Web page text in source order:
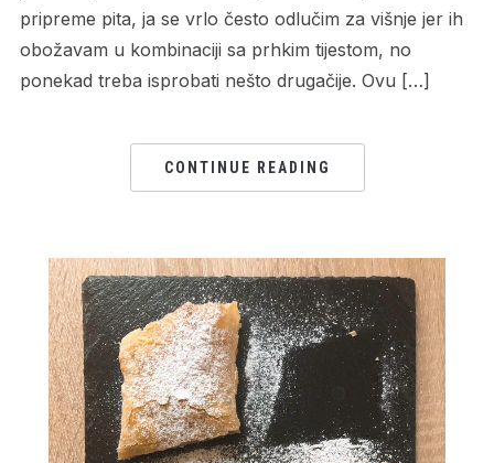
pripreme pita, ja se vrlo često odlučim za višnje jer ih
obožavam u kombinaciji sa prhkim tijestom, no
ponekad treba isprobati nešto drugačije. Ovu […]
CONTINUE READING